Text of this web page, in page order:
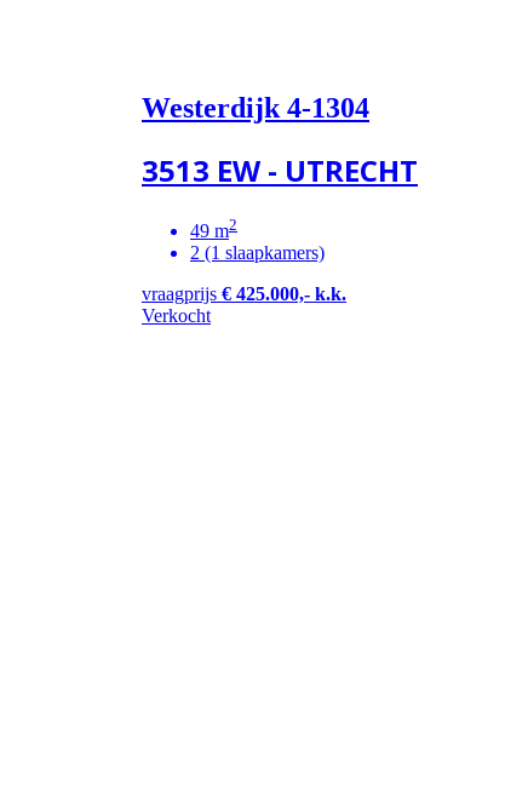
Westerdijk 4-1304
3513 EW - UTRECHT
49 m2
2 (1 slaapkamers)
vraagprijs € 425.000,- k.k.
Verkocht